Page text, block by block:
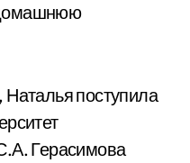
поступила
Герасимова